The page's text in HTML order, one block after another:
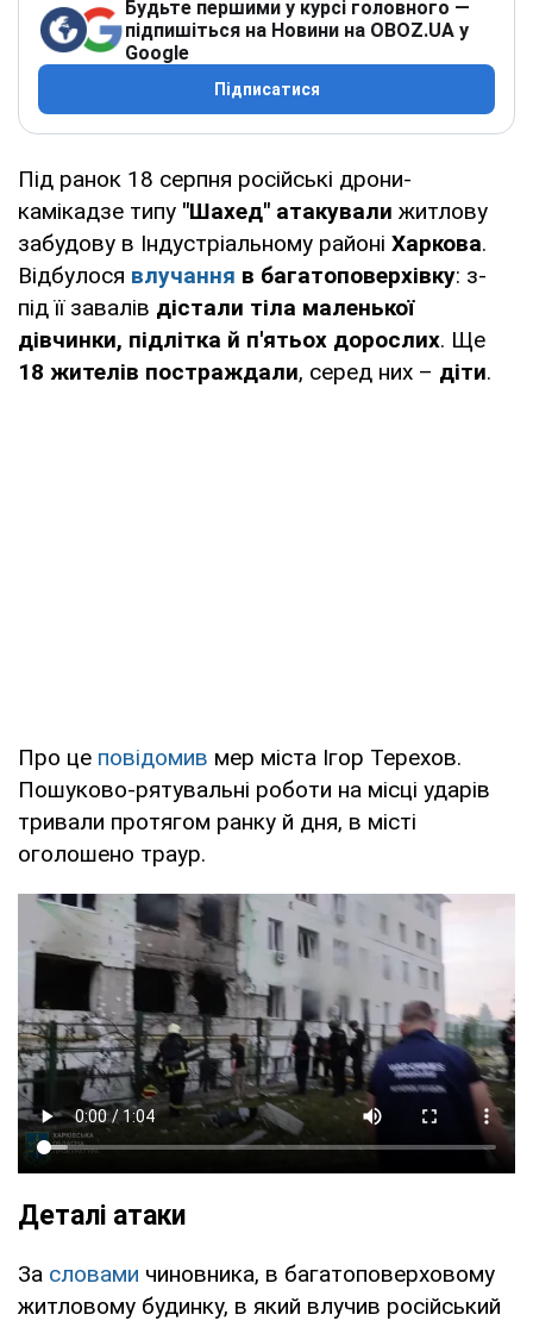
Будьте першими у курсі головного —
підпишіться на Новини на OBOZ.UA у
Google
Підписатися
Під ранок 18 серпня російські дрони-
камікадзе типу "Шахед" атакували житлову
забудову в Індустріальному районі Харкова.
Відбулося влучання в багатоповерхівку: з-
під її завалів дістали тіла маленької
дівчинки, підлітка й п'ятьох дорослих. Ще
18 жителів постраждали, серед них – діти.
Про це повідомив мер міста Ігор Терехов.
Пошуково-рятувальні роботи на місці ударів
тривали протягом ранку й дня, в місті
оголошено траур.
Деталі атаки
За словами чиновника, в багатоповерховому
житловому будинку, в який влучив російський